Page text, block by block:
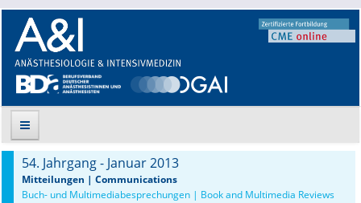
Suche
54. Jahrgang - Januar 2013
Mitteilungen | Communications
Buch- und Multimediabesprechungen | Book and Multimedia Reviews